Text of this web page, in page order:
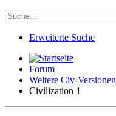
Erweiterte Suche
Forum
Weitere Civ-Versionen
Civilization 1